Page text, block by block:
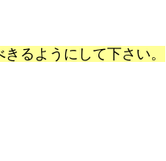
るようにして下さい。